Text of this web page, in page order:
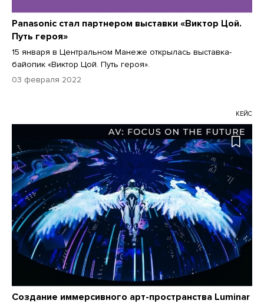
Panasonic стал партнером выставки «Виктор Цой.
Путь героя»
15 января в Центральном Манеже открылась выставка-
байопик «Виктор Цой. Путь героя».
03 февраля 2022
КЕЙС
Создание иммерсивного арт-пространства Luminar